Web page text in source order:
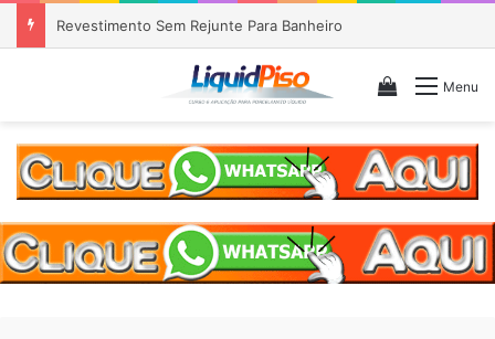
Piso Epóxi em Banheiro Anália Franco SP
Menu
Veja seu